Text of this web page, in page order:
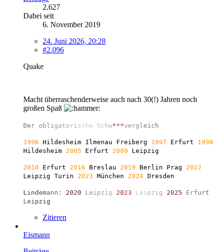
2.627
Dabei seit
6. November 2019
24. Juni 2026, 20:28
#2.096
Quake
Macht überraschenderweise auch nach 30(!) Jahren noch
großen Spaß
De r o b l i gato ri sc he Sc hw***ve rg l ei c h
1996 Hildesheim Ilmenau Freiberg 1997 Erfurt 1998
Hildesheim 2005 Erfurt 2009 Leipzig
2010 Erfurt 2016 Breslau 2019 Berlin Prag 2022
Leipzig Turin 2023 München 2024 Dresden
L i ndemann : 2020 L ei pzi g 2023 L ei pzi g 2025 E rfu rt
L ei pzi g
Zitieren
Eismann